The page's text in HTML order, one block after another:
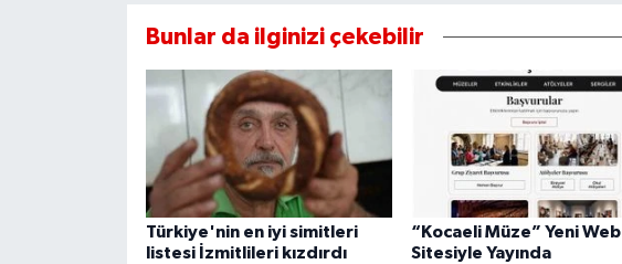
Bunlar da ilginizi çekebilir
Türkiye'nin en iyi simitleri
listesi İzmitlileri kızdırdı
“Kocaeli Müze” Yeni Web
Sitesiyle Yayında